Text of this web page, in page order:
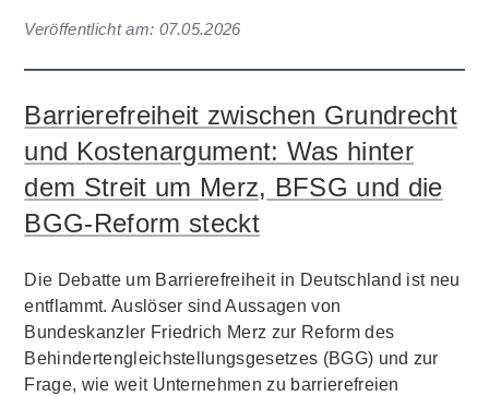
Veröffentlicht am: 07.05.2026
Barrierefreiheit zwischen Grundrecht
und Kostenargument: Was hinter
dem Streit um Merz, BFSG und die
BGG-Reform steckt
Die Debatte um Barrierefreiheit in Deutschland ist neu
entflammt. Auslöser sind Aussagen von
Bundeskanzler Friedrich Merz zur Reform des
Behindertengleichstellungsgesetzes (BGG) und zur
Frage, wie weit Unternehmen zu barrierefreien